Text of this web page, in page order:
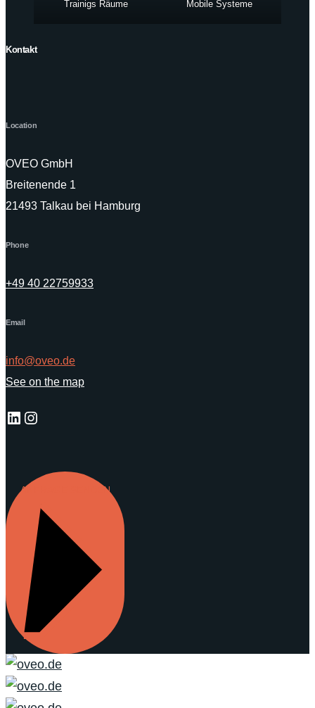
Trainigs Räume Mobile Systeme
Kontakt
Location
OVEO GmbH
Breitenende 1
21493 Talkau bei Hamburg
Phone
+49 40 22759933
Email
info@oveo.de
See on the map
LinkedIn
Instagram
ANFRAGE SENDEN